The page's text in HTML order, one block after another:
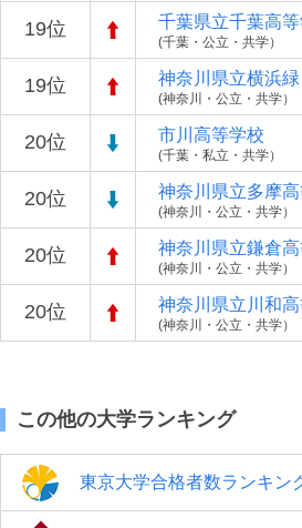
19位 千葉県立千葉高
(千葉・公立・共学）
19位 神奈川県立横浜
(神奈川・公立・共学）
20位 市川高等学校
(千葉・私立・共学）
20位 神奈川県立多摩
(神奈川・公立・共学）
20位 神奈川県立鎌倉
(神奈川・公立・共学）
20位 神奈川県立川和
(神奈川・公立・共学）
この他の大学ランキング
東京大学合格者数ランキン